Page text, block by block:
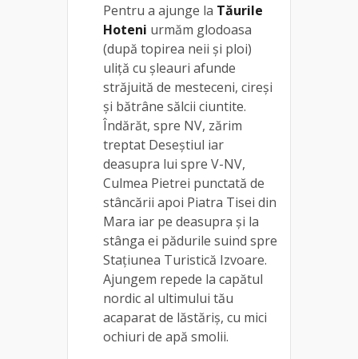
Pentru a ajunge la Tăurile
Hoteni urmăm glodoasa
(după topirea neii și ploi)
uliţă cu şleauri afunde
străjuită de mesteceni, cireşi
și bătrâne sălcii ciuntite.
Îndărăt, spre NV, zărim
treptat Deseştiul iar
deasupra lui spre V-NV,
Culmea Pietrei punctată de
stâncării apoi Piatra Tisei din
Mara iar pe deasupra şi la
stânga ei pădurile suind spre
Staţiunea Turistică Izvoare.
Ajungem repede la capătul
nordic al ultimului tău
acaparat de lăstăriş, cu mici
ochiuri de apă smolii.